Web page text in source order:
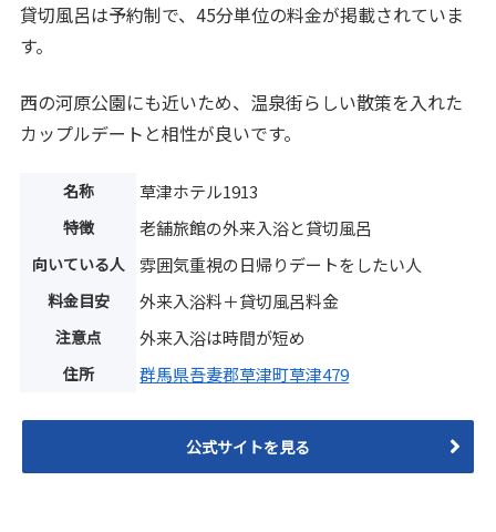
貸切風呂は予約制で、45分単位の料金が掲載されていま
す。
西の河原公園にも近いため、温泉街らしい散策を入れた
カップルデートと相性が良いです。
名称 草津ホテル1913
特徴 老舗旅館の外来入浴と貸切風呂
向いている人 雰囲気重視の日帰りデートをしたい人
料金目安 外来入浴料＋貸切風呂料金
注意点 外来入浴は時間が短め
住所 群馬県吾妻郡草津町草津479
公式サイトを見る